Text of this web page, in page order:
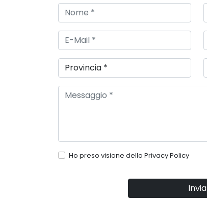
Ho preso visione della Privacy Policy
Invia